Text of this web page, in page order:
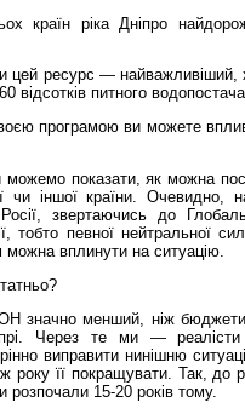
країн ріка Дніпро
цей ресурс —
відсотків питного
програмою ви можете
показати, як можна
іншої країни. Очевидно,
звертаючись до
тобто певної нейтральної
можна вплинути на ситуацію.
значно менший, ніж
Через те ми —
виправити нинішню
року її покращувати. Так, до
15-20 років тому.